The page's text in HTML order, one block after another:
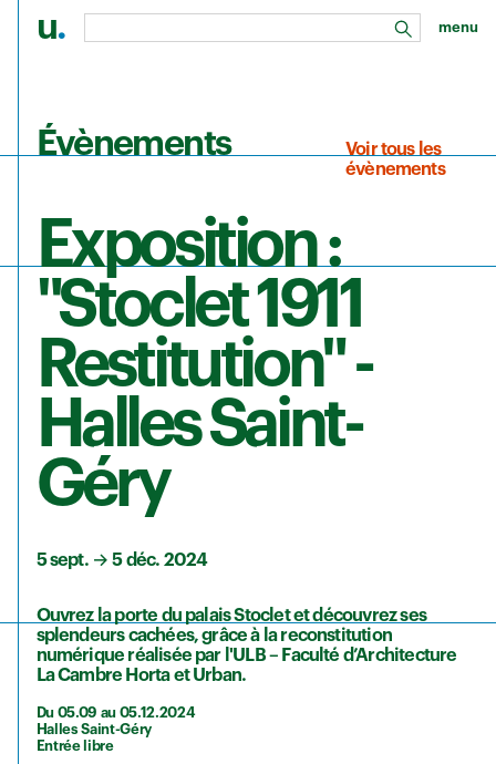
u. rechercher
menu
Évènements
Voir tous les
évènements
Exposition :
"Stoclet 1911
Restitution" -
Halles Saint-
Géry
5 sept.→5 déc. 2024
Ouvrez la porte du palais Stoclet et découvrez ses
splendeurs cachées, grâce à la reconstitution
numérique réalisée par l'ULB – Faculté d’Architecture
La Cambre Horta et Urban.
Du 05.09 au 05.12.2024
Halles Saint-Géry
Entrée libre